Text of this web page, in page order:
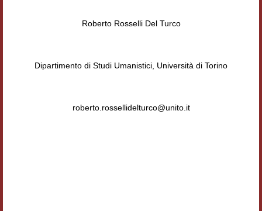
Contatti e indirizzi
Biblioteca
Roberto Rosselli Del Turco
Dipartimento di Studi Umanistici, Università di Torino
roberto.rossellidelturco@unito.it